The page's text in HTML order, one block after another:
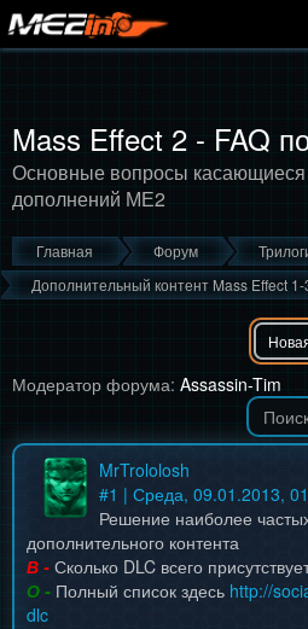
Mass Effect 2 - FAQ
Основные вопросы касающиеся
дополнений МЕ2
Главная Форум
Дополнительный контент Mass Effect 1-
Модератор форума: Assassin-Tim
MrTrololosh
#1 | Среда, 09.01.2013,
Решение наиболее
дополнительного контента
В - Сколько DLC всего
О - Полный список здесь http://
dlc